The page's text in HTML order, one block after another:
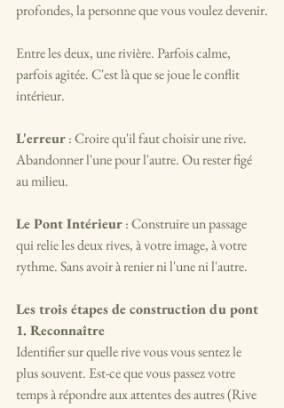
profondes, la personne que vous voulez devenir.
Entre les deux, une rivière. Parfois calme,
parfois agitée. C'est là que se joue le conflit
intérieur.
L'erreur : Croire qu'il faut choisir une rive.
Abandonner l'une pour l'autre. Ou rester figé
au milieu.
Le Pont Intérieur : Construire un passage
qui relie les deux rives, à votre image, à votre
rythme. Sans avoir à renier ni l'une ni l'autre.
Les trois étapes de construction du pont
1. Reconnaître
Identifier sur quelle rive vous vous sentez le
plus souvent. Est-ce que vous passez votre
temps à répondre aux attentes des autres (Rive